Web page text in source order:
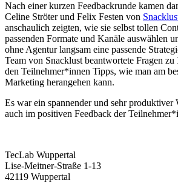
Nach einer kurzen Feedbackrunde kamen
Celine Ströter und Felix Festen von
anschaulich zeigten, wie sie selbst tollen
passenden Formate und Kanäle auswählen
ohne Agentur langsam eine passende
Team von Snacklust beantwortete Fragen
den Teilnehmer*innen Tipps, wie man am
Marketing herangehen kann.
Es war ein spannender und sehr produktiver
auch im positiven Feedback der
TecLab Wuppertal
Lise-Meitner-Straße 1-13
42119 Wuppertal